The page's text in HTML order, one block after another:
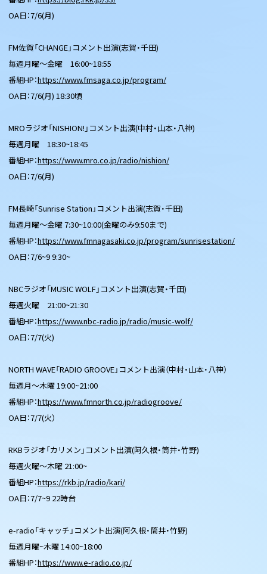
OA日：7/6(月)
FM佐賀「CHANGE」コメント出演(志賀・千田)
毎週月曜〜金曜 16:00~18:55
番組HP：https://www.fmsaga.co.jp/program/
OA日：7/6(月) 18:30頃
MROラジオ「NISHION!」コメント出演(中村・山本・八神)
毎週月曜 18:30~18:45
番組HP：https://www.mro.co.jp/radio/nishion/
OA日：7/6(月)
FM長崎「Sunrise Station」コメント出演(志賀・千田)
毎週月曜〜金曜 7:30~10:00(金曜のみ9:50まで)
番組HP：https://www.fmnagasaki.co.jp/program/sunrisestation/
OA日：7/6~9 9:30~
NBCラジオ「MUSIC WOLF」コメント出演(志賀・千田)
毎週火曜 21:00~21:30
番組HP：https://www.nbc-radio.jp/radio/music-wolf/
OA日：7/7(火)
NORTH WAVE「RADIO GROOVE」コメント出演（中村・山本・八神）
毎週月〜木曜 19:00~21:00
番組HP：https://www.fmnorth.co.jp/radiogroove/
OA日：7/7(火）
RKBラジオ「カリメン」コメント出演(阿久根・筒井・竹野)
毎週火曜～木曜 21:00~
番組HP：https://rkb.jp/radio/kari/
OA日：7/7~9 22時台
e-radio「キャッチ」コメント出演(阿久根・筒井・竹野)
毎週月曜~木曜 14:00~18:00
番組HP：https://www.e-radio.co.jp/